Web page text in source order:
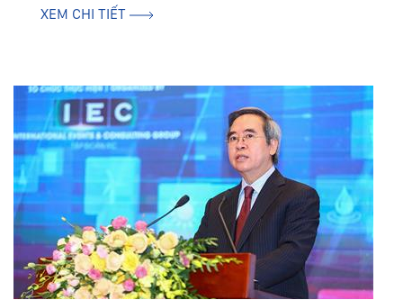
kết quả phát triển kinh tế - xã hội chung của cả
XEM CHI TIẾT